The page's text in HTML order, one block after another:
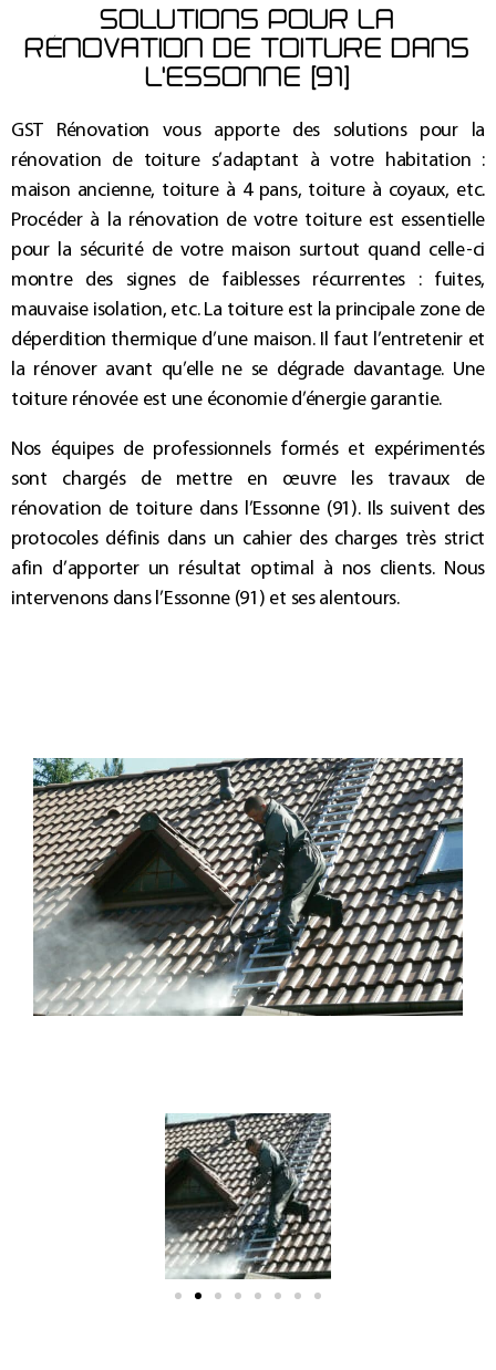
SOLUTIONS POUR LA
RÉNOVATION DE TOITURE DANS
L'ESSONNE (91)
GST Rénovation vous apporte des solutions pour la
rénovation de toitures’adaptant à votre habitation :
maison ancienne, toiture à 4 pans, toiture à coyaux, etc.
Procéder à la rénovation de votre toitureest essentielle
pour la sécurité de votre maison surtout quand celle-ci
montre des signes de faiblesses récurrentes : fuites,
mauvaise isolation, etc. La toiture est la principale zone de
déperdition thermique d’une maison. Il faut l’entretenir et
la rénoveravant qu’elle ne se dégrade davantage. Une
toiture rénovéeest une économie d’énergie garantie.
Nos équipes de professionnels formés et expérimentés
sont chargés de mettre en œuvre les travaux de
rénovation de toiture dans l’Essonne (91). Ils suivent des
protocoles définis dans un cahier des charges très strict
afin d’apporter un résultat optimal à nos clients. Nous
intervenons dans l’Essonne (91) et ses alentours.